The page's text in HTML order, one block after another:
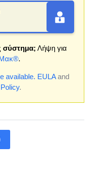
σύστημα; Λήψη για
.
available. EULAand
.